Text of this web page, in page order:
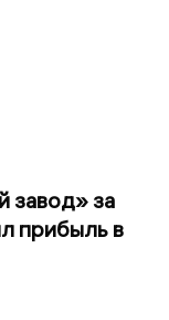
завод» за
прибыль в